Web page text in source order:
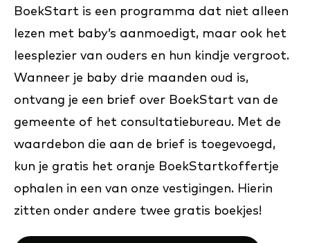
BoekStart is een programma dat niet alleen
lezen met baby’s aanmoedigt, maar ook het
leesplezier van ouders en hun kindje vergroot.
Wanneer je baby drie maanden oud is,
ontvang je een brief over BoekStart van de
gemeente of het consultatiebureau. Met de
waardebon die aan de brief is toegevoegd,
kun je gratis het oranje BoekStartkoffertje
ophalen in een van onze vestigingen. Hierin
zitten onder andere twee gratis boekjes!